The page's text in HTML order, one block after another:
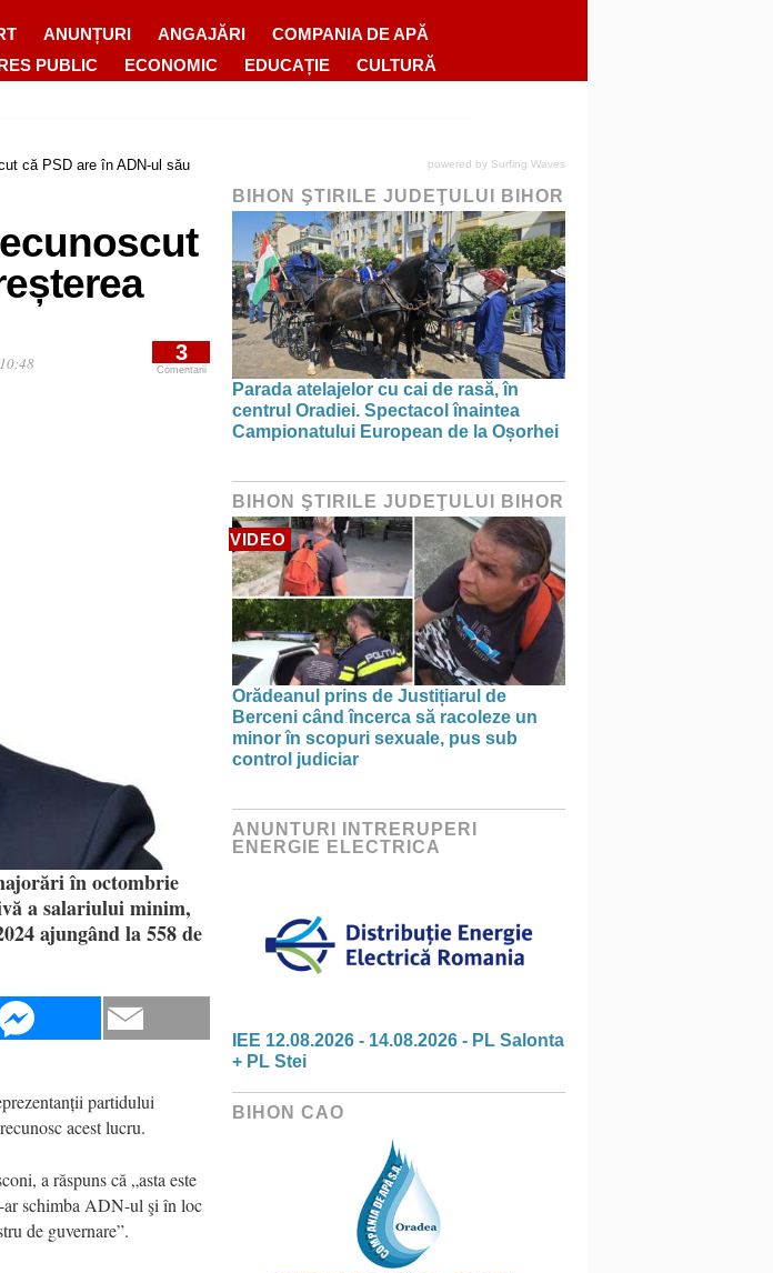
ANUNȚURI ANGAJĂRI
COMPANIA DE APĂ
PUBLIC ECONOMIC EDUCAȚIE CULTURĂ
că PSD are în ADN-ul său
3
Comentarii
în octombrie
a salariului minim,
ajungând la 558 de
partidului
acest lucru.
a răspuns că „asta este
ar schimba ADN-ul şi în loc
de guvernare”.
powered by Surfing Waves
BIHON ŞTIRILE JUDEŢULUI BIHOR
Parada atelajelor cu cai de rasă, în
centrul Oradiei. Spectacol înaintea
Campionatului European de la Oșorhei
BIHON ŞTIRILE JUDEŢULUI BIHOR
VIDEO
Orădeanul prins de Justițiarul de
Berceni când încerca să racoleze un
minor în scopuri sexuale, pus sub
control judiciar
ANUNTURI INTRERUPERI
ENERGIE ELECTRICA
IEE 12.08.2026 - 14.08.2026 - PL Salonta
+ PL Stei
BIHON CAO